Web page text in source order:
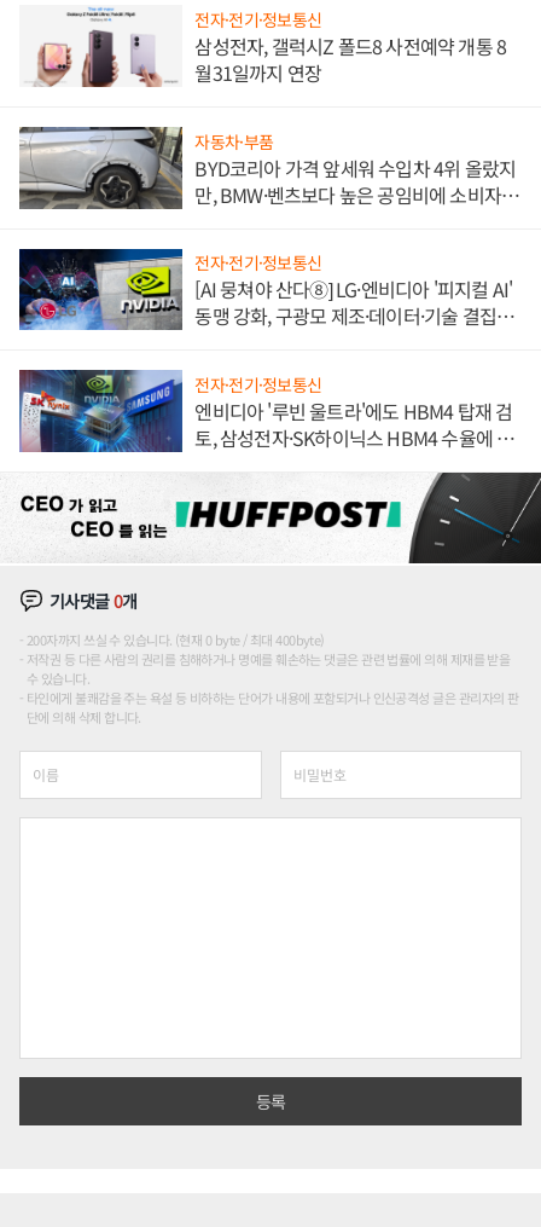
전자·전기·정보통신
삼성전자, 갤럭시Z 폴드8 사전예약 개통 8
월31일까지 연장
자동차·부품
BYD코리아 가격 앞세워 수입차 4위 올랐지
만, BMW·벤츠보다 높은 공임비에 소비자
전자·전기·정보통신
[AI 뭉쳐야 산다⑧] LG·엔비디아 '피지컬 AI'
동맹 강화, 구광모 제조·데이터·기술 결집
전자·전기·정보통신
엔비디아 '루빈 울트라'에도 HBM4 탑재 검
토, 삼성전자·SK하이닉스 HBM4 수율에 주
기사댓글0개
200자까지 쓰실 수 있습니다. (현재 0 byte / 최대 400byte)
저작권 등 다른 사람의 권리를 침해하거나 명예를 훼손하는 댓글은 관련 법률에 의해 제재를 받을
수 있습니다.
타인에게 불쾌감을 주는 욕설 등 비하하는 단어가 내용에 포함되거나 인신공격성 글은 관리자의 판
단에 의해 삭제 합니다.